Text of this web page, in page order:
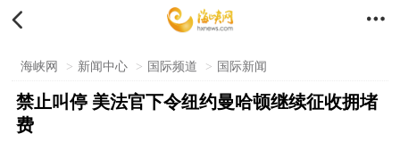
 
海峡网 > 新闻中心 > 国际频道 > 国际新闻
禁止叫停 美法官下令纽约曼哈顿继续征收拥堵
费